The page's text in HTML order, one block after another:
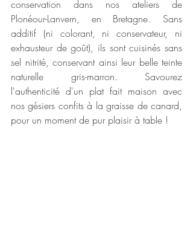
conservation dans nos ateliers de
Plonéour-Lanvern, en Bretagne. Sans
additif (ni colorant, ni conservateur, ni
exhausteur de goût), ils sont cuisinés sans
sel nitrité, conservant ainsi leur belle teinte
naturelle gris-marron. Savourez
l'authenticité d'un plat fait maison avec
nos gésiers confits à la graisse de canard,
pour un moment de pur plaisir à table !